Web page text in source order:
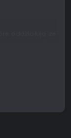
nagradza
łącząc